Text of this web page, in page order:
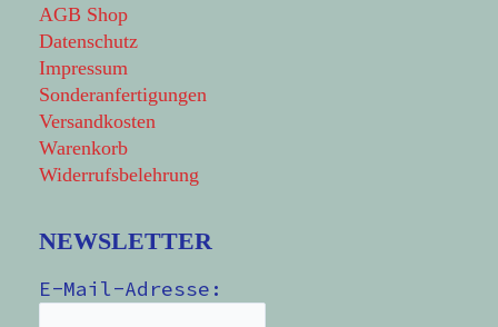
AGB Shop
Datenschutz
Impressum
Sonderanfertigungen
Versandkosten
Warenkorb
Widerrufsbelehrung
NEWSLETTER
E-Mail-Adresse: